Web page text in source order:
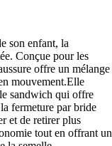
son enfant, la
Conçue pour les
offre un mélange
mouvement.Elle
sandwich qui offre
fermeture par bride
et de retirer plus
tout en offrant un